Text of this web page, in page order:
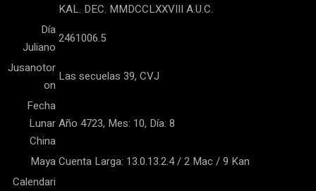
KAL. DEC. MMDCCLXXVIII A.U.C.
Día
Juliano
2461006.5
Jusanotor
on
Las secuelas 39, CVJ
Fecha
Lunar
China
Año 4723, Mes: 10, Día: 8
MayaCuenta Larga: 13.0.13.2.4 / 2 Mac / 9 Kan
Calendari